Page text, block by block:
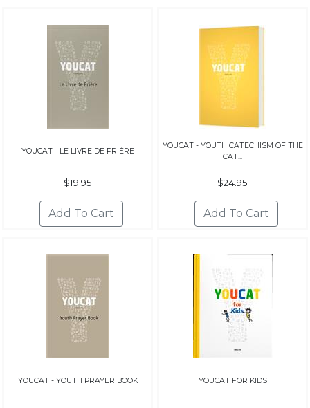
YOUCAT - LE LIVRE DE PRIÈRE
$19.95
YOUCAT - YOUTH CATECHISM OF THE
CAT...
$24.95
YOUCAT - YOUTH PRAYER BOOK YOUCAT FOR KIDS